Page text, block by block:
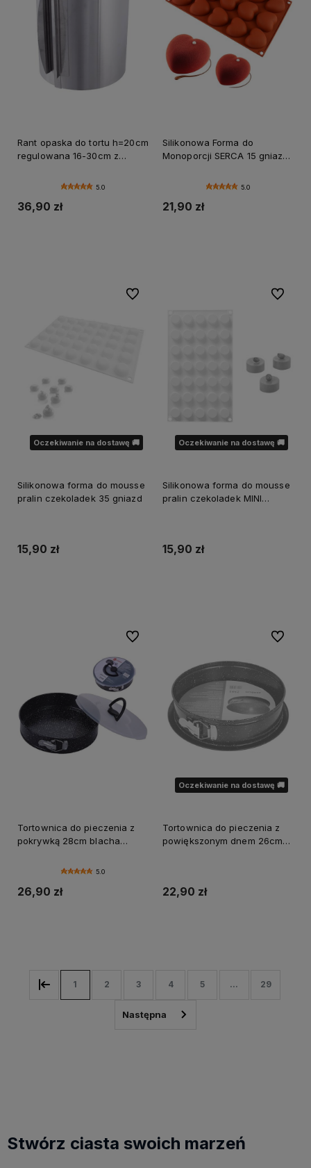
Rant opaska do tortu h=20cm
regulowana 16-30cm z
tortownica
5.0
36,90 zł
Silikonowa Forma do
Monoporcji SERCA 15 gniazd
5.0
21,90 zł
Oczekiwanie na dostawę 🚚
Silikonowa forma do mousse
pralin czekoladek 35 gniazd
15,90 zł
Do ulubionych
Oczekiwanie na dostawę 🚚
Silikonowa forma do mousse
pralin czekoladek MINI
15,90 zł
Do
Tortownica do pieczenia z
pokrywką 28cm blacha
5.0
26,90 zł
Do ulubionych
Oczekiwanie na dostawę 🚚
Tortownica do pieczenia z
powiększonym dnem 26cm
22,90 zł
Do
1 2 3 4 5 ... 29
Stwórz ciasta swoich marzeń